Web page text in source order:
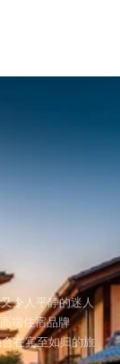
令人平静的迷人
端住宿品牌
在宾至如归的旅